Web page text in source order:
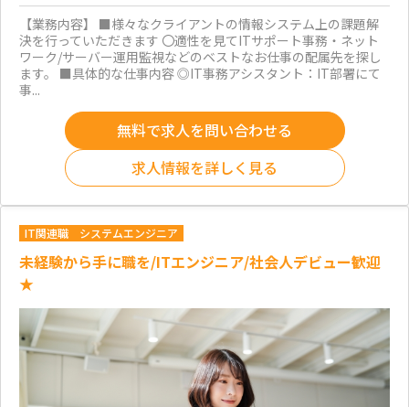
【業務内容】 ■様々なクライアントの情報システム上の課題解
決を行っていただきます 〇適性を見てITサポート事務・ネット
ワーク/サーバー運用監視などのベストなお仕事の配属先を探し
ます。 ■具体的な仕事内容 ◎IT事務アシスタント：IT部署にて
事...
無料で求人を問い合わせる
求人情報を詳しく見る
IT関連職 システムエンジニア
未経験から手に職を/ITエンジニア/社会人デビュー歓迎
★